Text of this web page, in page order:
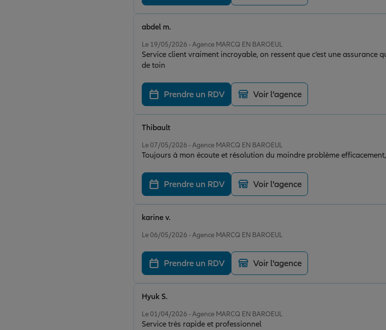
Le 19/05/2026 - Agence MARCQ EN BAROEUL
Service client vraiment incroyable, on ressent que c’est une assurance
de toin
abdel m.
Prendre un RDV Voir l'agence
Le 07/05/2026 - Agence MARCQ EN BAROEUL
Toujours à mon écoute et résolution du moindre problème efficacement,
Thibault
Prendre un RDV Voir l'agence
Le 06/05/2026 - Agence MARCQ EN BAROEUL
karine v.
Prendre un RDV Voir l'agence
Le 01/04/2026 - Agence MARCQ EN BAROEUL
Service très rapide et professionnel
Hyuk S.